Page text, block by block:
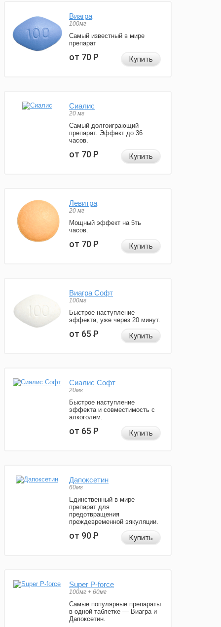
Виагра
100мг
Самый известный в мире
препарат
от 70Р Купить
Сиалис
20 мг
Самый долгоиграющий
препарат. Эффект до 36
часов.
от 70Р Купить
Левитра
20 мг
Мощный эффект на 5ть
часов.
от 70Р Купить
Виагра Софт
100мг
Быстрое наступление
эффекта, уже через 20 минут.
от 65Р Купить
Сиалис Софт
20мг
Быстрое наступление
эффекта и совместимость с
алкоголем.
от 65Р Купить
Дапоксетин
60мг
Единственный в мире
препарат для
предотвращения
преждевременной эякуляции.
от 90Р Купить
Super P-force
100мг + 60мг
Самые популярные препараты
в одной таблетке — Виагра и
Дапоксетин.